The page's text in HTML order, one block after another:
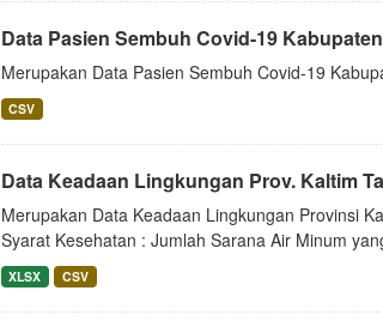
Data Pasien Sembuh Covid-19
Merupakan Data Pasien Sembuh Covid-19
CSV
Data Keadaan Lingkungan Prov. Kaltim
Merupakan Data Keadaan Lingkungan Provinsi
Syarat Kesehatan : Jumlah Sarana Air Minum
XLSX CSV